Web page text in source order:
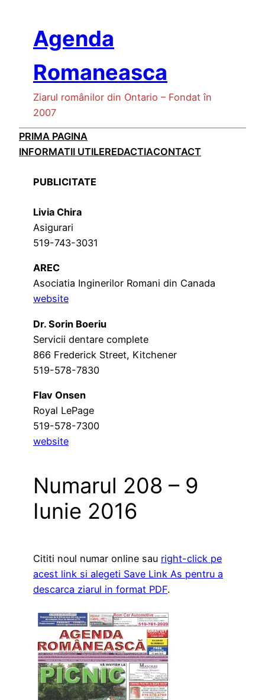
contentAgenda
Romaneasca
Ziarul românilor din Ontario – Fondat în
2007
PRIMA PAGINA
INFORMATII UTILEREDACTIACONTACT
PUBLICITATE
Livia Chira
Asigurari
519-743-3031
AREC
Asociatia Inginerilor Romani din Canada
website
Dr. Sorin Boeriu
Servicii dentare complete
866 Frederick Street, Kitchener
519-578-7830
Flav Onsen
Royal LePage
519-578-7300
website
Numarul 208 – 9
Iunie 2016
Cititi noul numar online sau right-click pe
acest link si alegeti Save Link As pentru a
descarca ziarul in format PDF.